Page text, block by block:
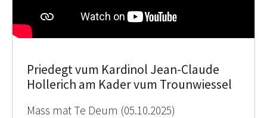
Priedegt vum Kardinol Jean-Claude
Hollerich am Kader vum Trounwiessel
Mass mat Te Deum (05.10.2025)